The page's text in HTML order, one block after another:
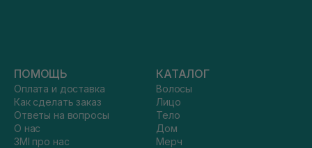
ПОМОЩЬ
Оплата и доставка
Как сделать заказ
Ответы на вопросы
О нас
ЗМІ про нас
КАТАЛОГ
Волосы
Лицо
Тело
Дом
Мерч